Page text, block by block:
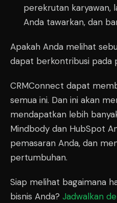
perekrutan karyawan,
Anda tawarkan, dan
Apakah Anda melihat
dapat berkontribusi pada
CRMConnect dapat
semua ini. Dan ini akan
mendapatkan lebih
Mindbody dan HubSpot
pemasaran Anda, dan
pertumbuhan.
Siap melihat bagaimana
bisnis Anda? Jadwalkan